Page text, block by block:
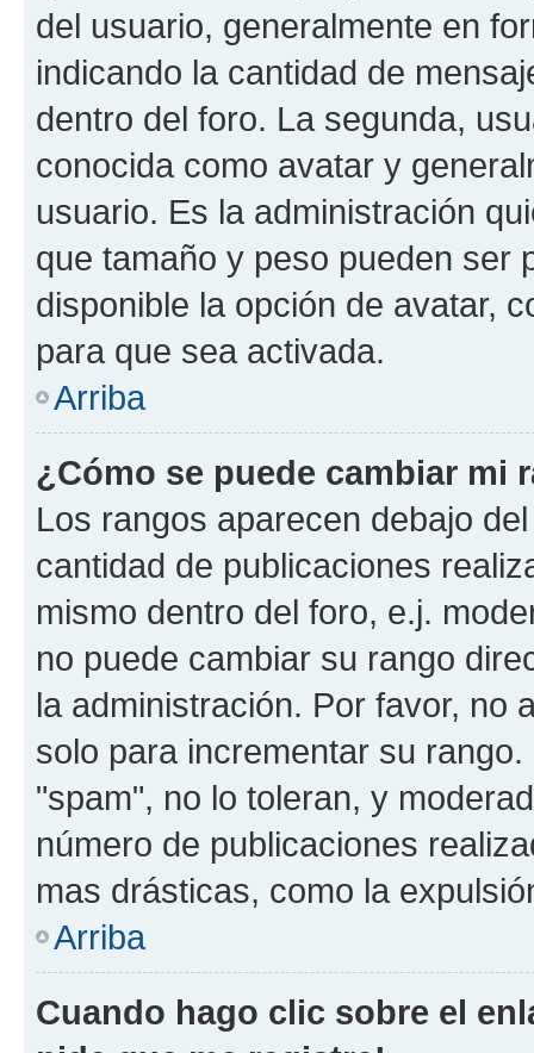
del usuario, generalmente en
indicando la cantidad de
dentro del foro. La segunda,
conocida como avatar y
usuario. Es la administración
que tamaño y peso pueden ser
disponible la opción de avatar,
para que sea activada.
Arriba
¿Cómo se puede cambiar mi
Los rangos aparecen debajo
cantidad de publicaciones
mismo dentro del foro, e.j.
no puede cambiar su rango
la administración. Por favor, no
solo para incrementar su
"spam", no lo toleran, y
número de publicaciones
mas drásticas, como la
Arriba
Cuando hago clic sobre el